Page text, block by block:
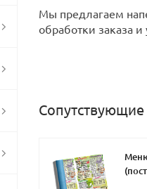
Мы предлагаем
обработки заказа